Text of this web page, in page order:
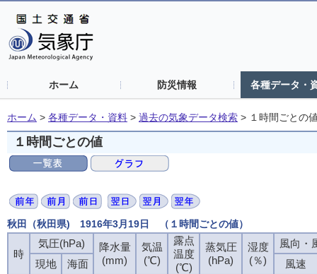
ホーム 防災情報 各種データ・
ホーム > 各種データ・資料 > 過去の気象データ検索 > １時間ごとの
１時間ごとの値
秋田（秋田県) 1916年3月19日 （１時間ごとの値）
時
気圧(hPa)
降水量
(mm)
気温
(℃)
露点
温度
(℃)
蒸気圧
(hPa)
湿度
(％)
風向・
現地
海面
風速